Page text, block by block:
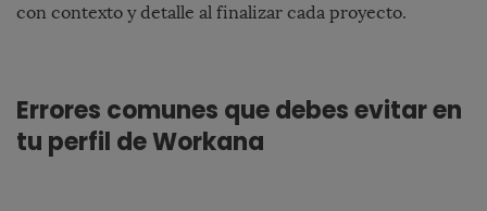
con contexto y detalle al finalizar cada proyecto.
Errores comunes que debes evitar en
tu perfil de Workana